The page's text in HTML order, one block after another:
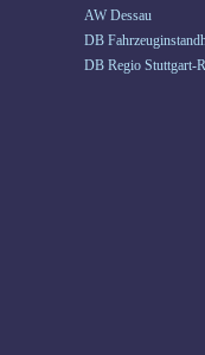
AW Dessau
DB
DB Regio Stuttgart-